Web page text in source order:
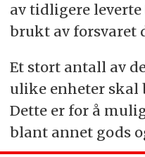
av tidligere
brukt av forsvaret
Et stort antall av
ulike enheter skal
Dette er for å
blant annet gods